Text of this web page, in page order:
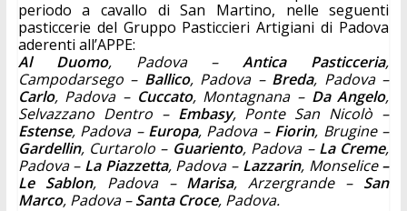
periodo a cavallo di San Martino, nelle seguenti
pasticcerie del Gruppo Pasticcieri Artigiani di Padova
aderenti all’APPE:
Al Duomo, Padova – Antica Pasticceria,
Campodarsego – Ballico, Padova – Breda
, Padova –
Carlo, Padova – Cuccato, Montagnana – Da Angelo,
Selvazzano Dentro – Embasy, Ponte San Nicolò –
Estense, Padova – Europa, Padova – Fiorin, Brugine –
Gardellin, Curtarolo – Guariento, Padova – La Creme,
Padova – La Piazzetta, Padova – Lazzarin, Monselice –
Le Sablon, Padova – Marisa, Arzergrande – San
Marco, Padova – Santa Croce, Padova.